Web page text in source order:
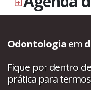
Odontologia em
Fique por dentro
prática para